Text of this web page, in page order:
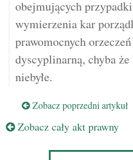
obejmujących
wymierzenia kar
prawomocnych
dyscyplinarną, chyba że
niebyłe.
Zobacz poprzedni artykuł
Zobacz cały akt prawny